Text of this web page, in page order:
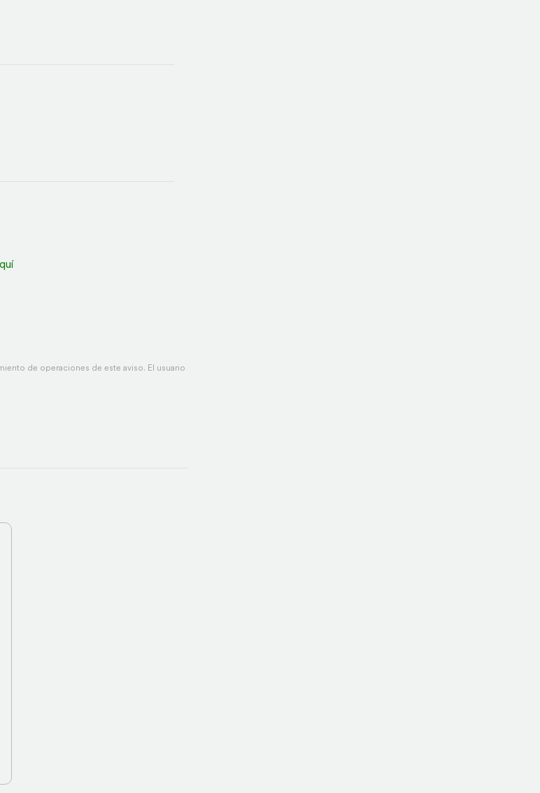
de operaciones de este aviso. El usuario